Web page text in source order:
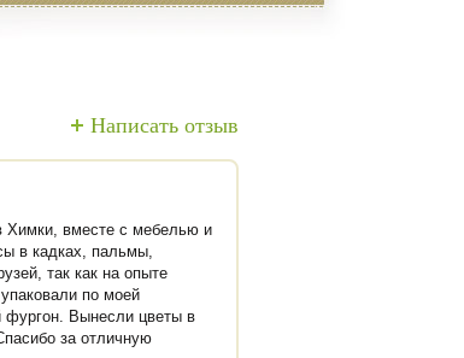
Написать отзыв
Химки, вместе с мебелью и
в кадках, пальмы,
так как на опыте
по моей
фургон. Вынесли цветы в
за отличную